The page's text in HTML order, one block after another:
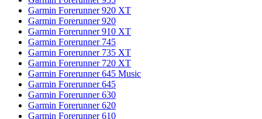
Garmin Forerunner 920 XT
Garmin Forerunner 920
Garmin Forerunner 910 XT
Garmin Forerunner 745
Garmin Forerunner 735 XT
Garmin Forerunner 720 XT
Garmin Forerunner 645 Music
Garmin Forerunner 645
Garmin Forerunner 630
Garmin Forerunner 620
Garmin Forerunner 610